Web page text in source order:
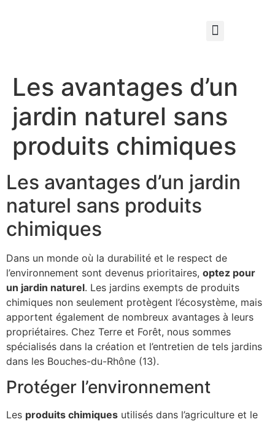
Les avantages d’un
jardin naturel sans
produits chimiques
Les avantages d’un jardin
naturel sans produits
chimiques
Dans un monde où la durabilité et le respect de
l’environnement sont devenus prioritaires, optez pour
un jardin naturel. Les jardins exempts de produits
chimiques non seulement protègent l’écosystème, mais
apportent également de nombreux avantages à leurs
propriétaires. Chez Terre et Forêt, nous sommes
spécialisés dans la création et l’entretien de tels jardins
dans les Bouches-du-Rhône (13).
Protéger l’environnement
Les produits chimiques utilisés dans l’agriculture et le